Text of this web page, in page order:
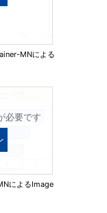
MNによる
必要です
によるImage